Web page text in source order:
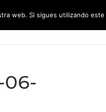
06-
web. Si sigues utilizando